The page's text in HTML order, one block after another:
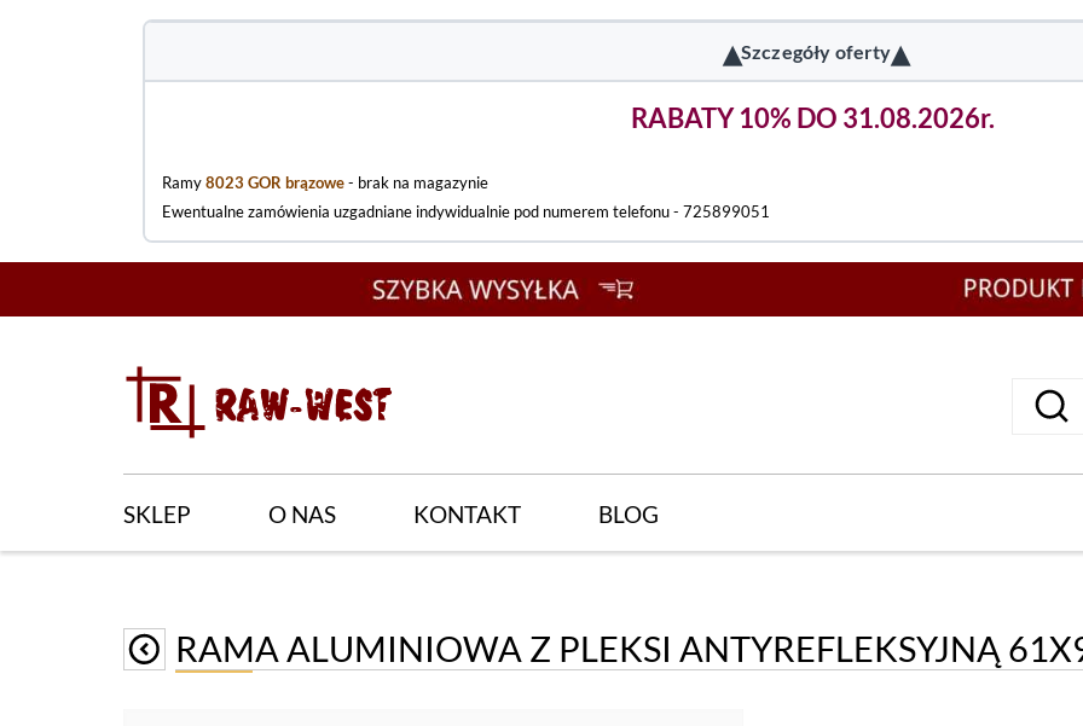
▴Szczegóły oferty▴
RABATY 10% DO 31.08.2026r.
Ramy8023 GOR brązowe- brak na magazynie
Ewentualne zamówienia uzgadniane indywidualnie pod numerem telefonu - 725899051
SKLEP O NAS KONTAKT BLOG
RAMA ALUMINIOWA Z PLEKSI ANTYREFLEKSYJNĄ